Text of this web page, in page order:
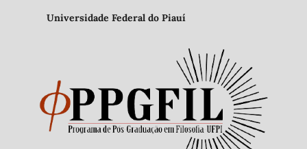
Universidade Federal do Piauí